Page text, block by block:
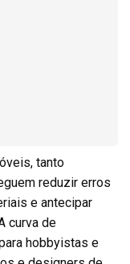
tanto
reduzir erros
e antecipar
curva de
hobbyistas e